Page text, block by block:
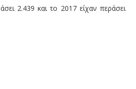
2.439 και το 2017 είχαν περάσει